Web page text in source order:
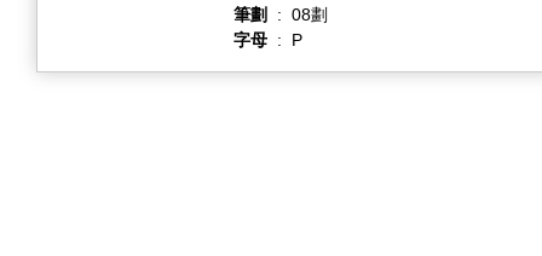
筆劃
: 08劃
字母 : P